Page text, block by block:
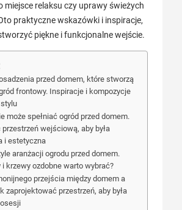
miejsce relaksu czy uprawy świeżych
praktyczne wskazówki i inspiracje,
piękne i funkcjonalne wejście.
przed domem, które stworzą
frontowy. Inspiracje i kompozycje
może spełniać ogród przed domem.
wejściową, aby była
i estetyczna
aranżacji ogrodu przed domem.
krzewy ozdobne warto wybrać?
przejścia między domem a
zaprojektować przestrzeń, aby była